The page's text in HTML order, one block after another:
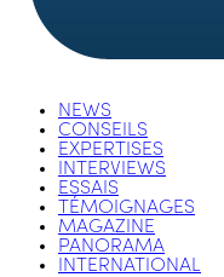
NEWS
CONSEILS
EXPERTISES
INTERVIEWS
ESSAIS
TÉMOIGNAGES
MAGAZINE
PANORAMA
INTERNATIONAL